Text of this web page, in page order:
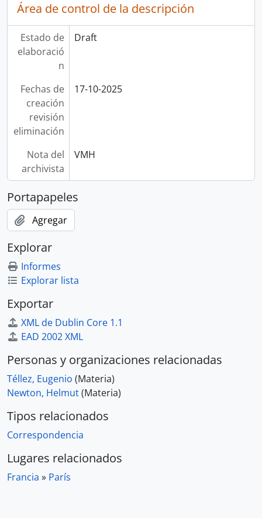
Área de control de la descripción
Estado de
elaboració
n
Draft
Fechas de
creación
revisión
eliminación
17-10-2025
Nota del
archivista
VMH
Portapapeles
Agregar
Explorar
Informes
Explorar lista
Exportar
XML de Dublin Core 1.1
EAD 2002 XML
Personas y organizaciones relacionadas
Téllez, Eugenio (Materia)
Newton, Helmut(Materia)
Tipos relacionados
Correspondencia
Lugares relacionados
Francia » París